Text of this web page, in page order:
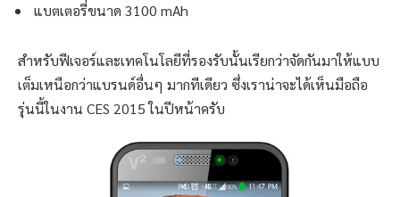
แบตเตอรี่ขนาด 3100 mAh
สำหรับฟีเจอร์และเทคโนโลยีที่รองรับนั้นเรียกว่าจัดกันมาให้แบบ
เต็มเหนือกว่าแบรนด์อื่นๆ มากทีเดียว ซึ่งเราน่าจะได้เห็นมือถือ
รุ่นนี้ในงาน CES 2015 ในปีหน้าครับ